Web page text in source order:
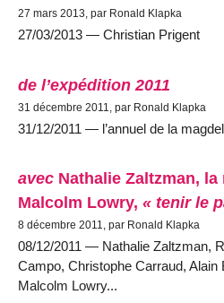
27 mars 2013, par Ronald Klapka
27/03/2013 — Christian Prigent
de l’expédition 2011
31 décembre 2011, par Ronald Klapka
31/12/2011 — l’annuel de la
avec Nathalie Zaltzman, la
Malcolm Lowry, « tenir le
8 décembre 2011, par Ronald Klapka
08/12/2011 — Nathalie Zaltzman,
Campo, Christophe Carraud, Alain
Malcolm Lowry...